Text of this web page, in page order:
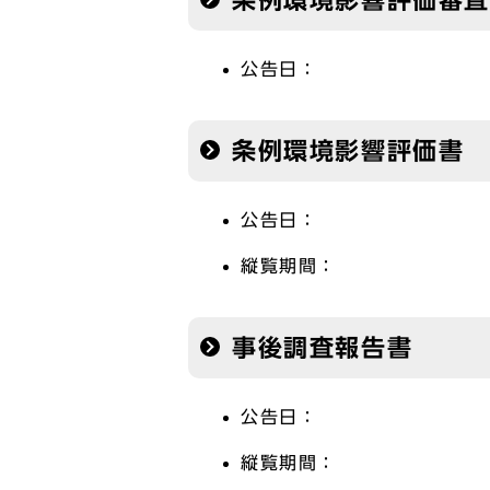
公告日：
条例環境影響評価書
公告日：
縦覧期間：
事後調査報告書
公告日：
縦覧期間：